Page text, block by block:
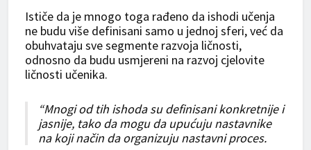
Ističe da je mnogo toga rađeno da ishodi učenja
ne budu više definisani samo u jednoj sferi, već da
obuhvataju sve segmente razvoja ličnosti,
odnosno da budu usmjereni na razvoj cjelovite
ličnosti učenika.
“Mnogi od tih ishoda su definisani konkretnije i
jasnije, tako da mogu da upućuju nastavnike
na koji način da organizuju nastavni proces.